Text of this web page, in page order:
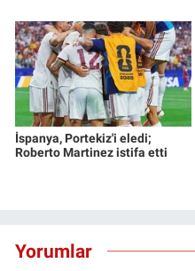
İspanya, Portekiz'i eledi;
Roberto Martinez istifa etti
Yorumlar